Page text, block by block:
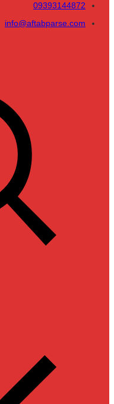
09393144872
info@aftabparse.com